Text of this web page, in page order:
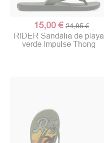
15,00 € 24,95 €
RIDER Sandalia de playa
verde Impulse Thong